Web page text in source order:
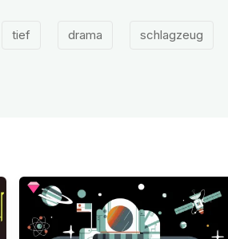
tief drama schlagzeug